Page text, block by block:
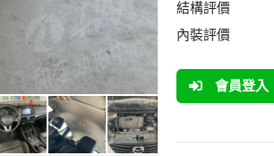
結構評價
內裝評價
會員登入